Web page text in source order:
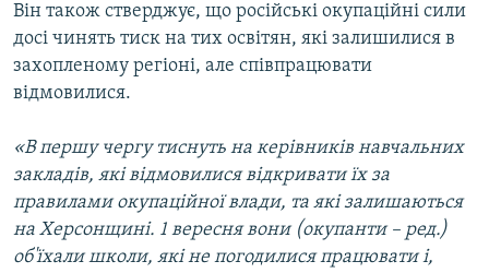
Він також стверджує, що російські окупаційні сили
досі чинять тиск на тих освітян, які залишилися в
захопленому регіоні, але співпрацювати
відмовилися.
«В першу чергу тиснуть на керівників навчальних
закладів, які відмовилися відкривати їх за
правилами окупаційної влади, та які залишаються
на Херсонщині. 1 вересня вони (окупанти – ред.)
об'їхали школи, які не погодилися працювати і,